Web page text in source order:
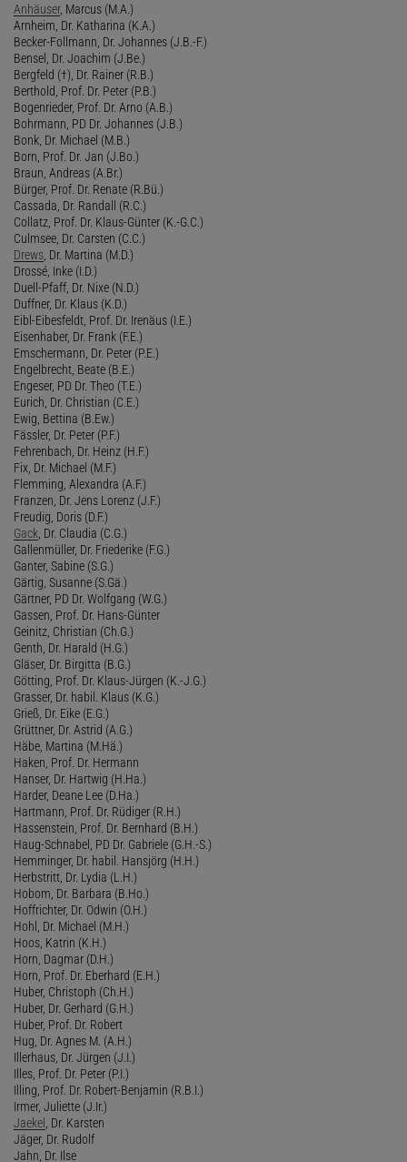
Anhäuser, Marcus (M.A.)
Arnheim, Dr. Katharina (K.A.)
Becker-Follmann, Dr. Johannes (J.B.-F.)
Bensel, Dr. Joachim (J.Be.)
Bergfeld (†), Dr. Rainer (R.B.)
Berthold, Prof. Dr. Peter (P.B.)
Bogenrieder, Prof. Dr. Arno (A.B.)
Bohrmann, PD Dr. Johannes (J.B.)
Bonk, Dr. Michael (M.B.)
Born, Prof. Dr. Jan (J.Bo.)
Braun, Andreas (A.Br.)
Bürger, Prof. Dr. Renate (R.Bü.)
Cassada, Dr. Randall (R.C.)
Collatz, Prof. Dr. Klaus-Günter (K.-G.C.)
Culmsee, Dr. Carsten (C.C.)
Drews , Dr. Martina (M.D.)
Drossé, Inke (I.D.)
Duell-Pfaff, Dr. Nixe (N.D.)
Duffner, Dr. Klaus (K.D.)
Eibl-Eibesfeldt, Prof. Dr. Irenäus (I.E.)
Eisenhaber, Dr. Frank (F.E.)
Emschermann, Dr. Peter (P.E.)
Engelbrecht, Beate (B.E.)
Engeser, PD Dr. Theo (T.E.)
Eurich, Dr. Christian (C.E.)
Ewig, Bettina (B.Ew.)
Fässler, Dr. Peter (P.F.)
Fehrenbach, Dr. Heinz (H.F.)
Fix, Dr. Michael (M.F.)
Flemming, Alexandra (A.F.)
Franzen, Dr. Jens Lorenz (J.F.)
Freudig, Doris (D.F.)
Gack , Dr. Claudia (C.G.)
Gallenmüller, Dr. Friederike (F.G.)
Ganter, Sabine (S.G.)
Gärtig, Susanne (S.Gä.)
Gärtner, PD Dr. Wolfgang (W.G.)
Gassen, Prof. Dr. Hans-Günter
Geinitz, Christian (Ch.G.)
Genth, Dr. Harald (H.G.)
Gläser, Dr. Birgitta (B.G.)
Götting, Prof. Dr. Klaus-Jürgen (K.-J.G.)
Grasser, Dr. habil. Klaus (K.G.)
Grieß, Dr. Eike (E.G.)
Grüttner, Dr. Astrid (A.G.)
Häbe, Martina (M.Hä.)
Haken, Prof. Dr. Hermann
Hanser, Dr. Hartwig (H.Ha.)
Harder, Deane Lee (D.Ha.)
Hartmann, Prof. Dr. Rüdiger (R.H.)
Hassenstein, Prof. Dr. Bernhard (B.H.)
Haug-Schnabel, PD Dr. Gabriele (G.H.-S.)
Hemminger, Dr. habil. Hansjörg (H.H.)
Herbstritt, Dr. Lydia (L.H.)
Hobom, Dr. Barbara (B.Ho.)
Hoffrichter, Dr. Odwin (O.H.)
Hohl, Dr. Michael (M.H.)
Hoos, Katrin (K.H.)
Horn, Dagmar (D.H.)
Horn, Prof. Dr. Eberhard (E.H.)
Huber, Christoph (Ch.H.)
Huber, Dr. Gerhard (G.H.)
Huber, Prof. Dr. Robert
Hug, Dr. Agnes M. (A.H.)
Illerhaus, Dr. Jürgen (J.I.)
Illes, Prof. Dr. Peter (P.I.)
Illing, Prof. Dr. Robert-Benjamin (R.B.I.)
Irmer, Juliette (J.Ir.)
Jaekel , Dr. Karsten
Jäger, Dr. Rudolf
Jahn, Dr. Ilse